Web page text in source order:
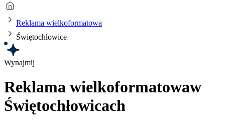
Reklama wielkoformatowa
Świętochłowice
Wynajmij
Reklama wielkoformatowaw
Świętochłowicach